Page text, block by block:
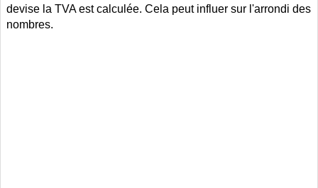
devise la TVA est calculée. Cela peut influer sur l'arrondi des
nombres.